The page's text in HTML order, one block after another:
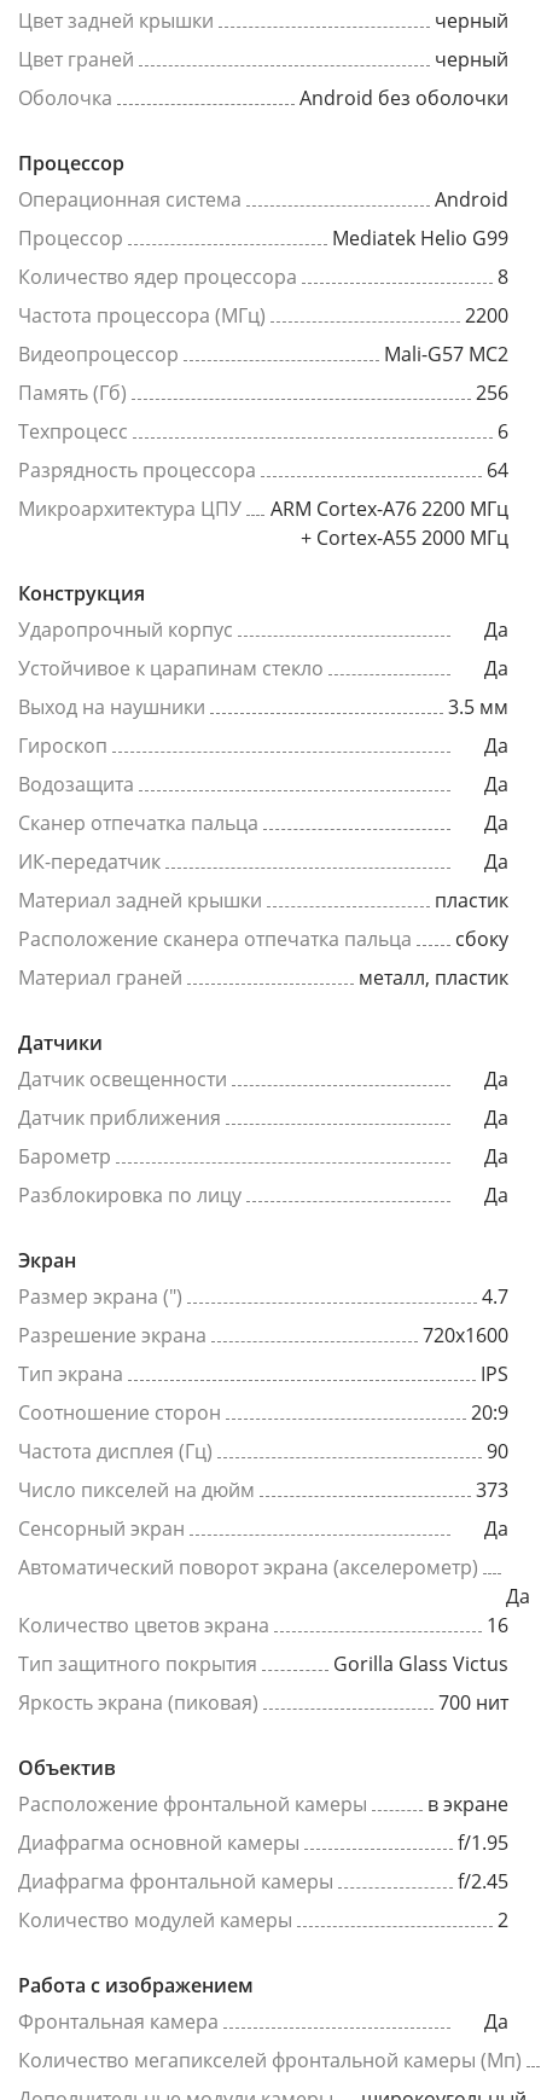
Цвет задней крышки
черный
Цвет граней
черный
Оболочка
Android без оболочки
Процессор
Операционная система
Android
Процессор
Mediatek Helio G99
Количество ядер процессора
8
Частота процессора (МГц)
2200
Видеопроцессор
Mali-G57 MC2
Память (Гб)
256
Техпроцесс
6
Разрядность процессора
64
Микроархитектура ЦПУ
ARM Cortex-A76 2200 МГц
+ Cortex-A55 2000 МГц
Конструкция
Ударопрочный корпус
Да
Устойчивое к царапинам стекло
Да
Выход на наушники
3.5 мм
Гироскоп
Да
Водозащита
Да
Сканер отпечатка пальца
Да
ИК-передатчик
Да
Материал задней крышки
пластик
Расположение сканера отпечатка пальца
сбоку
Материал граней
металл, пластик
Датчики
Датчик освещенности
Да
Датчик приближения
Да
Барометр
Да
Разблокировка по лицу
Да
Экран
Размер экрана (")
4.7
Разрешение экрана
720x1600
Тип экрана
IPS
Соотношение сторон
20:9
Частота дисплея (Гц)
90
Число пикселей на дюйм
373
Сенсорный экран
Да
Автоматический поворот экрана (акселерометр)
Да
Количество цветов экрана
16
Тип защитного покрытия
Gorilla Glass Victus
Яркость экрана (пиковая)
700 нит
Объектив
Расположение фронтальной камеры
в экране
Диафрагма основной камеры
f/1.95
Диафрагма фронтальной камеры
f/2.45
Количество модулей камеры
2
Работа с изображением
Фронтальная камера
Да
Количество мегапикселей фронтальной камеры (Мп)